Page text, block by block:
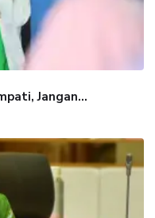
Jangan...